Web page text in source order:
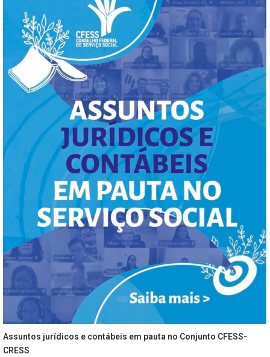
Assuntos jurídicos e contábeis em pauta no Conjunto CFESS-
CRESS